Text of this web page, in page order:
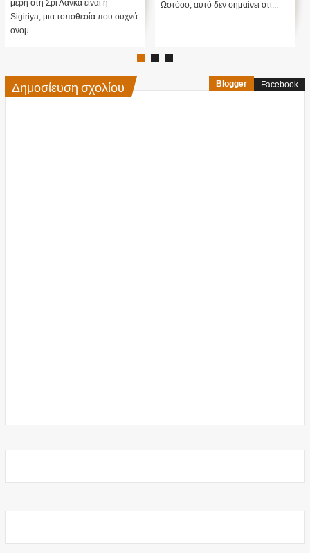
μέρη στη Σρι Λάνκα είναι η
Sigiriya, μια τοποθεσία που συχνά
ονομ...
Ωστόσο, αυτό δεν σημαίνει ότι...
Δημοσίευση σχολίου Blogger Facebook